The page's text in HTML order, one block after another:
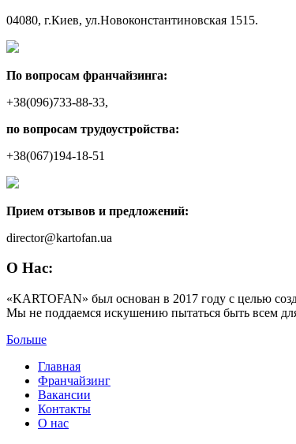
04080, г.Киев, ул.Новоконстантиновская 1515.
По вопросам франчайзинга:
+38(096)733-88-33,
по вопросам трудоустройства:
+38(067)194-18-51
Прием отзывов и предложений:
director@kartofan.ua
О Нас:
«KARTOFAN» был основан в 2017 году с целью
Мы не поддаемся искушению пытаться быть всем
Больше
Главная
Франчайзинг
Вакансии
Контакты
О нас